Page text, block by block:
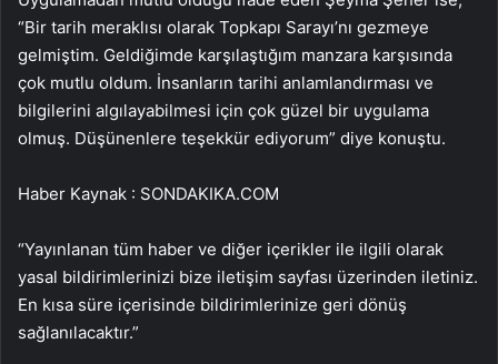
“Bir tarih meraklısı olarak Topkapı Sarayı’nı gezmeye
gelmiştim. Geldiğimde karşılaştığım manzara karşısında
çok mutlu oldum. İnsanların tarihi anlamlandırması ve
bilgilerini algılayabilmesi için çok güzel bir uygulama
olmuş. Düşünenlere teşekkür ediyorum” diye konuştu.
Haber Kaynak : SONDAKIKA.COM
“Yayınlanan tüm haber ve diğer içerikler ile ilgili olarak
yasal bildirimlerinizi bize iletişim sayfası üzerinden iletiniz.
En kısa süre içerisinde bildirimlerinize geri dönüş
sağlanılacaktır.”